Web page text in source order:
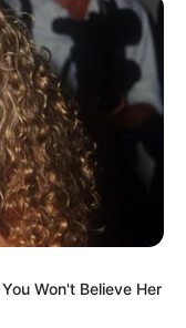
Won't Believe Her